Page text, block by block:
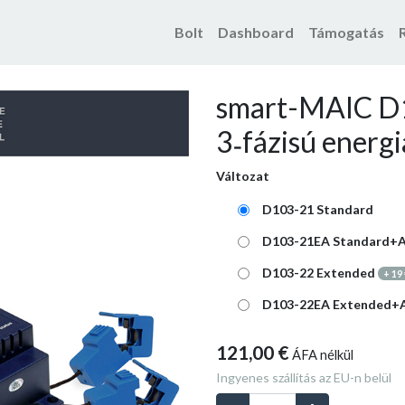
Bolt Dashboard Támogatás
smart-MAIC
3˗fázisú
Változat
D103-21 Standard
D103-21EA
D103-22 Extended + 19
D103-22EA
121,00 € ÁFA nélkül
Ingyenes szállítás az EU-n belül